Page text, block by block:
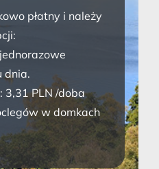
płatny i należy
dnia.
3,31 PLN /doba
w domkach